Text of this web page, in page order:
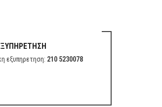
εξυπηρετηση: 210 5230078